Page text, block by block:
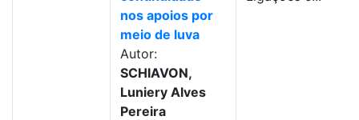
nos apoios por
meio de luva
Autor:
SCHIAVON,
Luniery Alves
Pereira